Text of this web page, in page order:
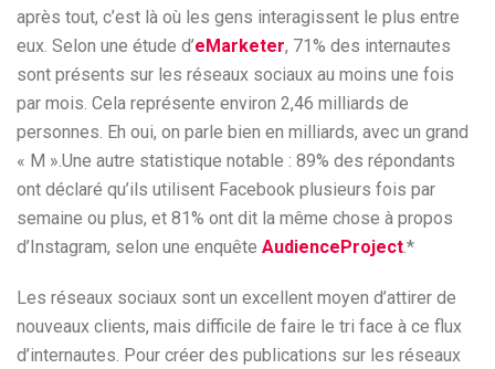
après tout, c’est là où les gens interagissent le plus entre
eux. Selon une étude d’eMarketer, 71% des internautes
sont présents sur les réseaux sociaux au moins une fois
par mois. Cela représente environ 2,46 milliards de
personnes. Eh oui, on parle bien en milliards, avec un grand
« M ».Une autre statistique notable : 89% des répondants
ont déclaré qu’ils utilisent Facebook plusieurs fois par
semaine ou plus, et 81% ont dit la même chose à propos
d’Instagram, selon une enquête AudienceProject.*
Les réseaux sociaux sont un excellent moyen d’attirer de
nouveaux clients, mais difficile de faire le tri face à ce flux
d’internautes. Pour créer des publications sur les réseaux